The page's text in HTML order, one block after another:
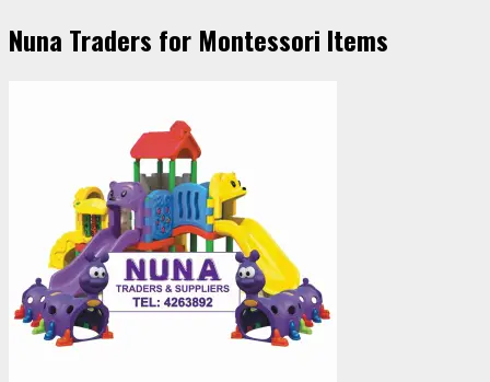
Nuna Traders for Montessori Items